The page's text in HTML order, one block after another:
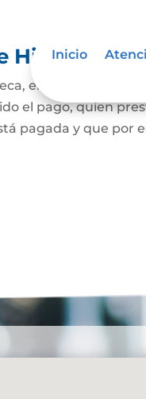
Inicio
Hipoteca
el dueño del
el pago, quien
pagada y que por